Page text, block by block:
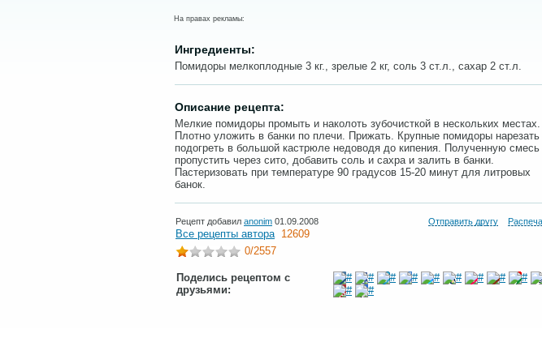
На правах рекламы:
Ингредиенты:
Помидоры мелкоплодные 3 кг., зрелые 2 кг, соль 3 ст.л., сахар 2 ст.л.
Описание рецепта:
Мелкие помидоры промыть и наколоть зубочисткой в нескольких местах.
Плотно уложить в банки по плечи. Прижать. Крупные помидоры нарезать
подогреть в большой кастрюле недоводя до кипения. Полученную смесь
пропустить через сито, добавить соль и сахра и залить в банки.
Пастеризовать при температуре 90 градусов 15-20 минут для литровых
банок.
Рецепт добавил anonim 01.09.2008 Отправить другу
Все рецепты автора 12609
0/2557
Поделись рецептом с
друзьями: